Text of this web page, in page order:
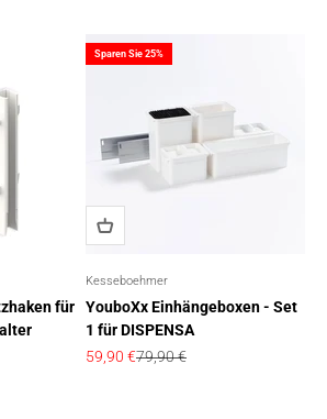
für
Sparen Sie 25%
Kesseboehmer
YouboXx Einhängeboxen - Set
1 für DISPENSA
Angebot
59,90 €Regulärer Preis
79,90 €